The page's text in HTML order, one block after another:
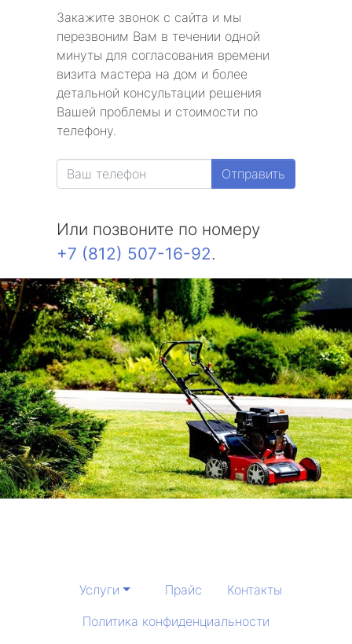
Закажите звонок с сайта и мы
перезвоним Вам в течении одной
минуты для согласования времени
визита мастера на дом и более
детальной консультации решения
Вашей проблемы и стоимости по
телефону.
Отправить
Или позвоните по номеру
+7 (812) 507-16-92.
Услуги Прайс
Контакты
Политика конфиденциальности